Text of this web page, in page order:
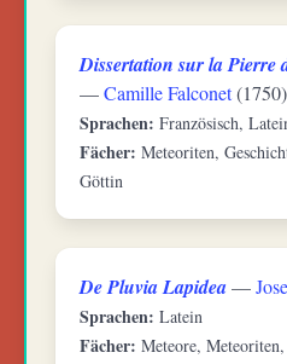
Dissertation sur la Pierre
—Camille Falconet(1750)
Sprachen: Französisch,
Fächer: Meteoriten,
Göttin
De Pluvia Lapidea—
Sprachen: Latein
Fächer: Meteore,